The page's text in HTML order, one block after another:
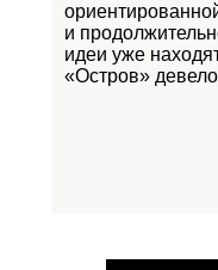
и
идеи уже
«Остров»